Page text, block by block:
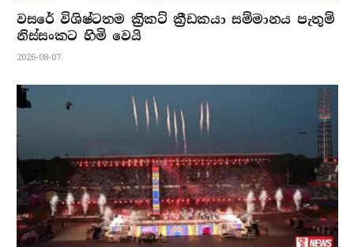
වසරේ විශිෂ්ටතම ක්‍රිකට් ක්‍රීඩකයා සම්මානය පැතුම්
නිස්සංකට හිමි වෙයි
2026-08-07